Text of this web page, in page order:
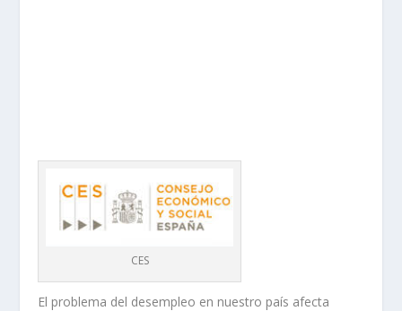
CES
El problema del desempleo en nuestro país afecta